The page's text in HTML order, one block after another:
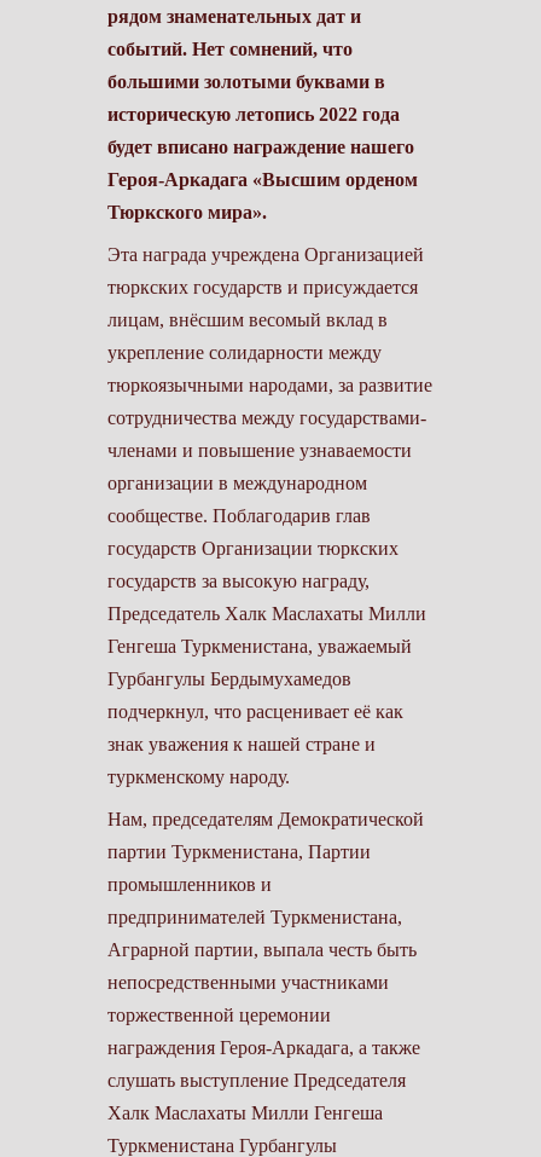
рядом знаменательных дат и
событий. Нет сомнений, что
большими золотыми буквами в
историческую летопись 2022 года
будет вписано награждение нашего
Героя-Аркадага «Высшим орденом
Тюркского мира».
Эта награда учреждена Организацией
тюркских государств и присуждается
лицам, внёсшим весомый вклад в
укрепление солидарности между
тюркоязычными народами, за развитие
сотрудничества между государствами-
членами и повышение узнаваемости
организации в международном
сообществе. Поблагодарив глав
государств Организации тюркских
государств за высокую награду,
Председатель Халк Маслахаты Милли
Генгеша Туркменистана, уважаемый
Гурбангулы Бердымухамедов
подчеркнул, что расценивает её как
знак уважения к нашей стране и
туркменскому народу.
Нам, председателям Демократической
партии Туркменистана, Партии
промышленников и
предпринимателей Туркменистана,
Аграрной партии, выпала честь быть
непосредственными участниками
торжественной церемонии
награждения Героя-Аркадага, а также
слушать выступление Председателя
Халк Маслахаты Милли Генгеша
Туркменистана Гурбангулы